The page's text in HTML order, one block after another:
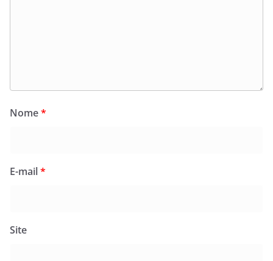
Nome*
E-mail*
Site